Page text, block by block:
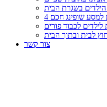
בשגרת הבית
לילדים לכבוד פורים
לבית ובתוך הבית
צור קשר